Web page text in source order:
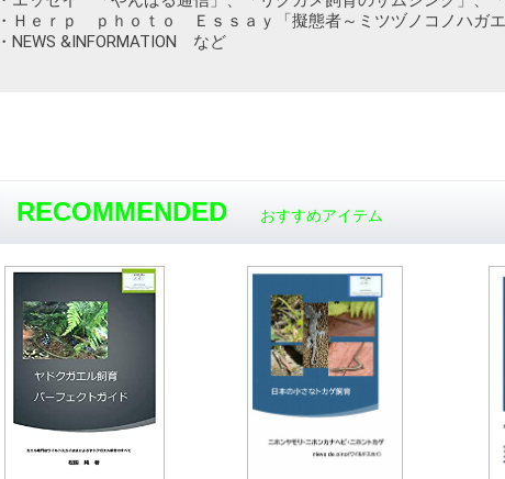
・Ｈｅｒｐ ｐｈｏｔｏ Ｅｓｓａｙ「擬態者～ミツヅノコノハ
・NEWS &INFORMATION など
RECOMMENDED おすすめアイテム